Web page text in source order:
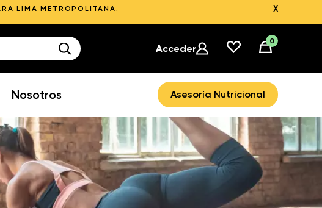
LIMA METROPOLITANA. X
Acceder
0
Nosotros Asesoría Nutricional